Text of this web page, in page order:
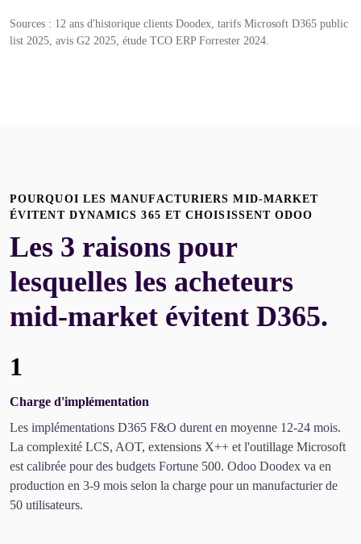
Sources : 12 ans d'historique clients Doodex, tarifs Microsoft D365 public
list 2025, avis G2 2025, étude TCO ERP Forrester 2024.
POURQUOI LES MANUFACTURIERS MID-MARKET
ÉVITENT DYNAMICS 365 ET CHOISISSENT ODOO
Les 3 raisons pour
lesquelles les acheteurs
mid-market évitent D365.
1
Charge d'implémentation
Les implémentations D365 F&O durent en moyenne 12-24 mois.
La complexité LCS, AOT, extensions X++ et l'outillage Microsoft
est calibrée pour des budgets Fortune 500. Odoo Doodex va en
production en 3-9 mois selon la charge pour un manufacturier de
50 utilisateurs.